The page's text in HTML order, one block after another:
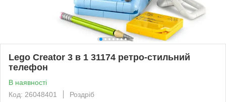
Lego Creator 3 в 1 31174 ретро-стильний
телефон
В наявності
Код: 26048401
Роздріб